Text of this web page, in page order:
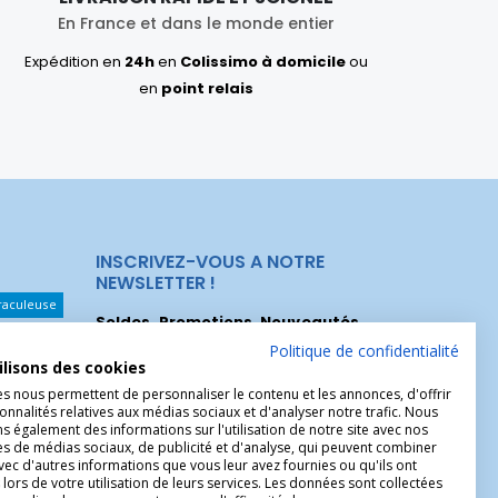
En France et dans le monde entier
Expédition en 24hen Colissimo à domicileou
en point relais
Noeuds
INSCRIVEZ-VOUS A NOTRE
NEWSLETTER !
Soldes, Promotions, Nouveautés...
Inscrivez-vous maintenant pour recevoir
nos meilleures offres.
Politique de confidentialité
des cookies
nous permettent de personnaliser le contenu et les annonces, d'offrir
relatives aux médias sociaux et d'analyser notre trafic. Nous
également des informations sur l'utilisation de notre site avec nos
de médias sociaux, de publicité et d'analyse, qui peuvent combiner
d'autres informations que vous leur avez fournies ou qu'ils ont
lors de votre utilisation de leurs services. Les données sont collectées